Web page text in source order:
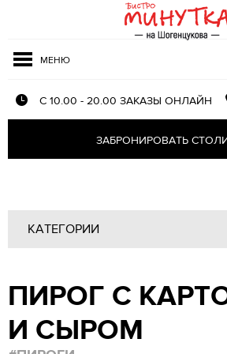
МЕНЮ
С 10.00 - 20.00 ЗАКАЗЫ ОНЛАЙН
ЗАБРОНИРОВАТЬ
КАТЕГОРИИ
Закуски
Салаты
Первые блюда
Блюда из птицы
ПИРОГ С
И СЫРОМ